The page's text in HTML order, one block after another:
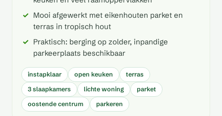
Mooi afgewerkt met eikenhouten parket en
terras in tropisch hout
Praktisch: berging op zolder, inpandige
parkeerplaats beschikbaar
instapklaar open keuken
terras
3 slaapkamers
lichte woning
parket
oostende centrum
parkeren